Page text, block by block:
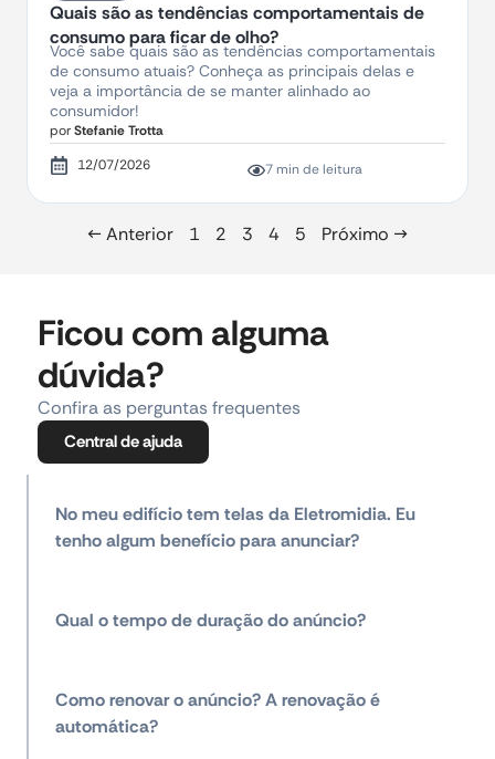
Quais são as tendências comportamentais de
consumo para ficar de olho?
Você sabe quais são as tendências comportamentais
de consumo atuais? Conheça as principais delas e
veja a importância de se manter alinhado ao
consumidor!
porStefanie Trotta
12/07/2026
7 min de leitura
← Anterior 1 2 3 4 5 Próximo →
Ficou com alguma
dúvida?
Confira as perguntas frequentes
Central de ajuda
No meu edifício tem telas da Eletromidia. Eu
tenho algum benefício para anunciar?
Qual o tempo de duração do anúncio?
Como renovar o anúncio? A renovação é
automática?